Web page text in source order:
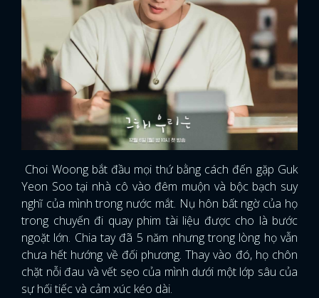
Choi Woong bắt đầu mọi thứ bằng cách đến gặp Guk
Yeon Soo tại nhà cô vào đêm muộn và bộc bạch suy
nghĩ của mình trong nước mắt. Nụ hôn bất ngờ của họ
trong chuyến đi quay phim tài liệu được cho là bước
ngoặt lớn. Chia tay đã 5 năm nhưng trong lòng họ vẫn
chưa hết hướng về đối phương. Thay vào đó, họ chôn
chặt nỗi đau và vết sẹo của mình dưới một lớp sâu của
sự hối tiếc và cảm xúc kéo dài.